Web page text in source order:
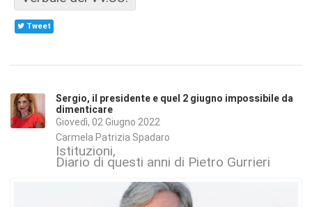
Tweet
Sergio, il presidente e quel 2 giugno impossibile da
dimenticare
Giovedì, 02 Giugno 2022
Carmela Patrizia Spadaro
Istituzioni
Diario di questi anni di Pietro Gurrieri